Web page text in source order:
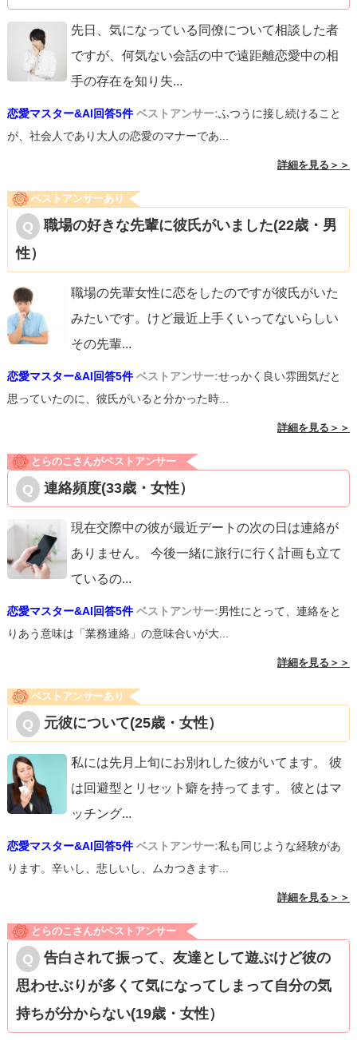
先日、気になっている同僚について相談した者
ですが、何気ない会話の中で遠距離恋愛中の相
手の存在を知り失...
恋愛マスター&AI回答5件 ベストアンサー:ふつうに接し続けること
が、社会人であり大人の恋愛のマナーであ...
詳細を見る＞＞
ベストアンサーあり
職場の好きな先輩に彼氏がいました(22歳・男
性）
職場の先輩女性に恋をしたのですが彼氏がいた
みたいです。けど最近上手くいってないらしい
その先輩...
恋愛マスター&AI回答5件 ベストアンサー:せっかく良い雰囲気だと
思っていたのに、彼氏がいると分かった時...
詳細を見る＞＞
とらのこさんがベストアンサー
連絡頻度(33歳・女性）
現在交際中の彼が最近デートの次の日は連絡が
ありません。 今後一緒に旅行に行く計画も立て
ているの...
恋愛マスター&AI回答5件 ベストアンサー:男性にとって、連絡をと
りあう意味は「業務連絡」の意味合いが大...
詳細を見る＞＞
ベストアンサーあり
元彼について(25歳・女性）
私には先月上旬にお別れした彼がいてます。 彼
は回避型とリセット癖を持ってます。 彼とはマ
ッチング...
恋愛マスター&AI回答5件 ベストアンサー:私も同じような経験があ
ります。辛いし、悲しいし、ムカつきます...
詳細を見る＞＞
とらのこさんがベストアンサー
告白されて振って、友達として遊ぶけど彼の
思わせぶりが多くて気になってしまって自分の気
持ちが分からない(19歳・女性）